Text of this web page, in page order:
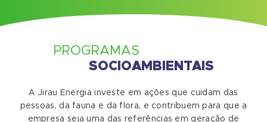
PROGRAMAS
SOCIOAMBIENTAIS
A Jirau Energia investe em ações que cuidam das
pessoas, da fauna e da flora, e contribuem para que a
empresa seja uma das referências em geração de